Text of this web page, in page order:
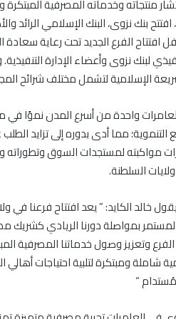
منتجاته وخدماته المصرفية
افتتح بنك نزوى، البنك الإسلامي
افتتاح الفرع الجديد تحت رعاية
لبنك نزوى وأعضاء الإدارة
الإسلامية لتشمل مختلف شرائح
واحدة من أسرع المدن نموًا
مما أدى بدوره إلى تزايد
مواكبته لمستجدات السوق وتطوراته
السلطنة.
خالد الكايد: ” يعد افتتاح فرعنا
بمواصلة دورنا الريادي كشريك
الفرع وتعزيز وصول خدماتنا المصرفية
شاملة ومبتكرة لتلبية احتياجات
“